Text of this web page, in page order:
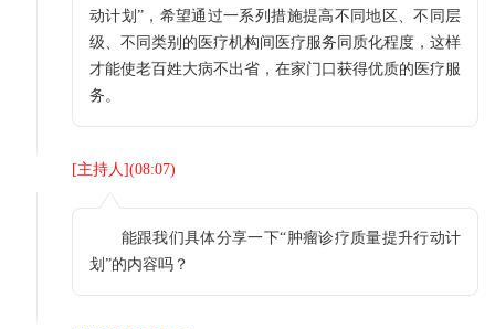
动计划”，希望通过一系列措施提高不同地区、不同层
级、不同类别的医疗机构间医疗服务同质化程度，这样
才能使老百姓大病不出省，在家门口获得优质的医疗服
务。
[主持人](08:07)
能跟我们具体分享一下“肿瘤诊疗质量提升行动计
划”的内容吗？